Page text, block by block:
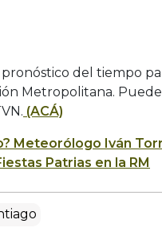
del tiempo
Metropolitana.
(ACÁ)
Meteorólogo Iván
Patrias en la RM